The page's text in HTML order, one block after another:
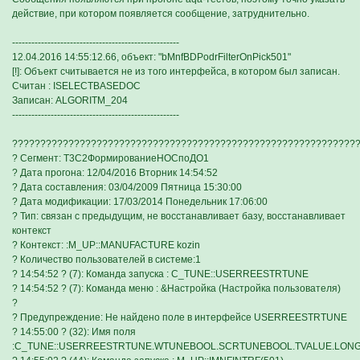
действие, при котором появляется сообщение, затруднительно.
----------------------------------------------------
12.04.2016 14:55:12.66, объект: "bMnfBDPodrFilterOnPick501"
[!]: Объект считывается не из того интерфейса, в котором был записан.
Считан : ISELECTBASEDOC
Записан: ALGORITM_204
----------------------------------------------------
? Сегмент: Т3С2ФормированиеНОСпоДО1
? Дата прогона: 12/04/2016 Вторник 14:54:52
? Дата составления: 03/04/2009 Пятница 15:30:00
? Дата модификации: 17/03/2014 Понедельник 17:06:00
? Тип: связан с предыдущим, не восстанавливает базу, восстанавливает
контекст
? Контекст: :M_UP::MANUFACTURE kozin
? Количество пользователей в системе:1
? 14:54:52 ? (7): Команда запуска : C_TUNE::USERREESTRTUNE
? 14:54:52 ? (7): Команда меню : &Настройка (Настройка пользователя)
?
? Предупреждение: Не найдено поле в интерфейсе USERREESTRTUNE
? 14:55:00 ? (32): Имя поля